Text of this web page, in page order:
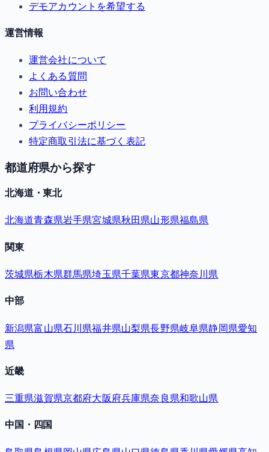
デモアカウントを希望する
運営情報
運営会社について
よくある質問
お問い合わせ
利用規約
プライバシーポリシー
特定商取引法に基づく表記
都道府県から探す
北海道・東北
北海道青森県岩手県宮城県秋田県山形県福島県
関東
茨城県栃木県群馬県埼玉県千葉県東京都神奈川県
中部
新潟県富山県石川県福井県山梨県長野県岐阜県静岡県愛知
県
近畿
三重県滋賀県京都府大阪府兵庫県奈良県和歌山県
中国・四国